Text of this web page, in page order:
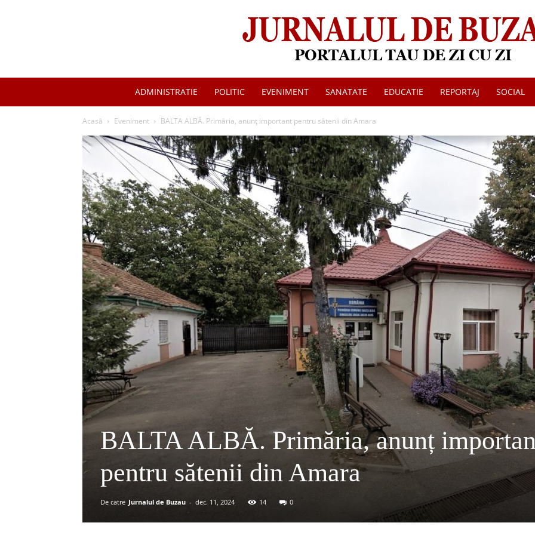
Jurnalul
Buzau
ADMINISTRATIE POLITIC EVENIMENT SANATATE EDUCATIE REPORTAJ SOCIAL
Acasă Eveniment BALTA ALBĂ. Primăria, anunț important pentru sătenii din Amara
BALTA ALBĂ. Primăria, anunț
pentru sătenii din Amara
De catre Jurnalul de Buzau - dec. 11, 2024 14 0